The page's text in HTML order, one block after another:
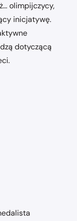
olimpijczycy,
inicjatywę.
dotyczącą